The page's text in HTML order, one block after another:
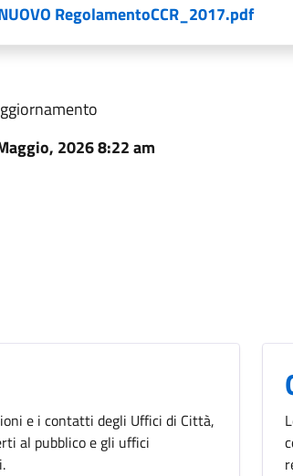
RegolamentoCCR_2017.pdf
2026 8:22 am
e i contatti degli Uffici di Città,
al pubblico e gli uffici